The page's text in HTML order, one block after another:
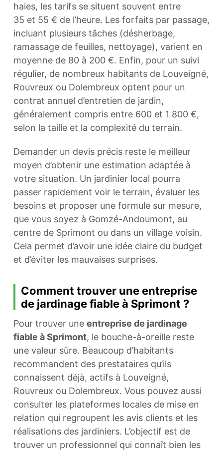
haies, les tarifs se situent souvent entre
35 et 55 € de l’heure. Les forfaits par passage,
incluant plusieurs tâches (désherbage,
ramassage de feuilles, nettoyage), varient en
moyenne de 80 à 200 €. Enfin, pour un suivi
régulier, de nombreux habitants de Louveigné,
Rouvreux ou Dolembreux optent pour un
contrat annuel d’entretien de jardin,
généralement compris entre 600 et 1 800 €,
selon la taille et la complexité du terrain.
Demander un devis précis reste le meilleur
moyen d’obtenir une estimation adaptée à
votre situation. Un jardinier local pourra
passer rapidement voir le terrain, évaluer les
besoins et proposer une formule sur mesure,
que vous soyez à Gomzé-Andoumont, au
centre de Sprimont ou dans un village voisin.
Cela permet d’avoir une idée claire du budget
et d’éviter les mauvaises surprises.
Comment trouver une entreprise
de jardinage fiable à Sprimont ?
Pour trouver une entreprise de jardinage
fiable à Sprimont, le bouche-à-oreille reste
une valeur sûre. Beaucoup d’habitants
recommandent des prestataires qu’ils
connaissent déjà, actifs à Louveigné,
Rouvreux ou Dolembreux. Vous pouvez aussi
consulter les plateformes locales de mise en
relation qui regroupent les avis clients et les
réalisations des jardiniers. L’objectif est de
trouver un professionnel qui connaît bien les